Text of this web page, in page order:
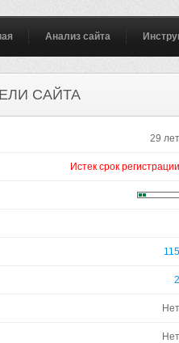
Анализ сайта
САЙТА
29 лет
Истек срок регистрации
115
2
Нет
Нет